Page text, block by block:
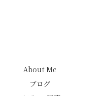
About Me
ブログ